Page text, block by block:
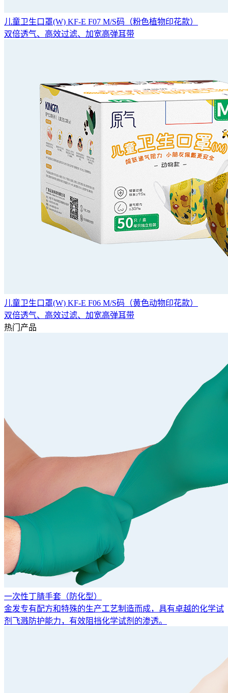
儿童卫生口罩(W) KF-E F07 M/S码（粉色植物印花款）
双倍透气、高效过滤、加宽高弹耳带
儿童卫生口罩(W) KF-E F06 M/S码（黄色动物印花款）
双倍透气、高效过滤、加宽高弹耳带
热门产品
一次性丁腈手套（防化型）
金发专有配方和特殊的生产工艺制造而成，具有卓越的化学试
剂飞溅防护能力，有效阻挡化学试剂的渗透。